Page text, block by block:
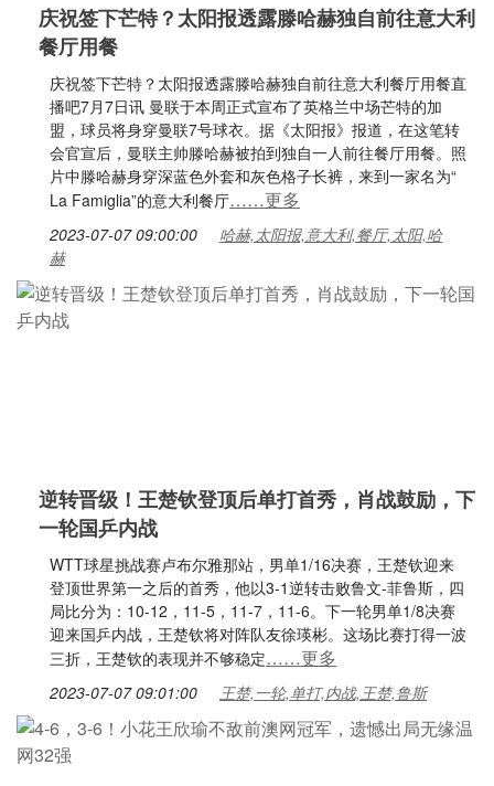
庆祝签下芒特？太阳报透露滕哈赫独自前往意大利
餐厅用餐
庆祝签下芒特？太阳报透露滕哈赫独自前往意大利餐厅用餐直
播吧7月7日讯 曼联于本周正式宣布了英格兰中场芒特的加
盟，球员将身穿曼联7号球衣。据《太阳报》报道，在这笔转
会官宣后，曼联主帅滕哈赫被拍到独自一人前往餐厅用餐。照
片中滕哈赫身穿深蓝色外套和灰色格子长裤，来到一家名为“
La Famiglia”的意大利餐厅……更多
2023-07-07 09:00:00
哈赫,太阳报,意大利,餐厅,太阳,哈
赫
逆转晋级！王楚钦登顶后单打首秀，肖战鼓励，下
一轮国乒内战
WTT球星挑战赛卢布尔雅那站，男单1/16决赛，王楚钦迎来
登顶世界第一之后的首秀，他以3-1逆转击败鲁文-菲鲁斯，四
局比分为：10-12，11-5，11-7，11-6。下一轮男单1/8决赛
迎来国乒内战，王楚钦将对阵队友徐瑛彬。这场比赛打得一波
三折，王楚钦的表现并不够稳定……更多
2023-07-07 09:01:00 王楚,一轮,单打,内战,王楚,鲁斯